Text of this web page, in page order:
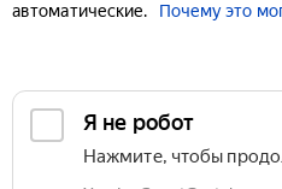
автоматические.
Почему это